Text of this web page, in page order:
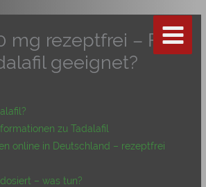
mg rezeptfrei – Für
geeignet?
zu Tadalafil
online in Deutschland – rezeptfrei
– was tun?